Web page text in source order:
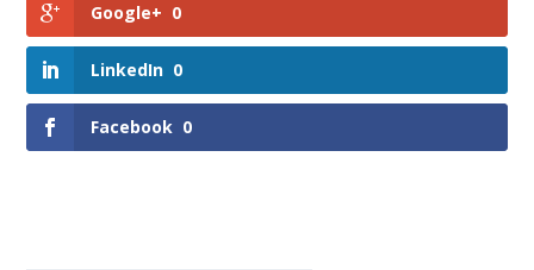
Google+ 0
LinkedIn 0
Facebook 0